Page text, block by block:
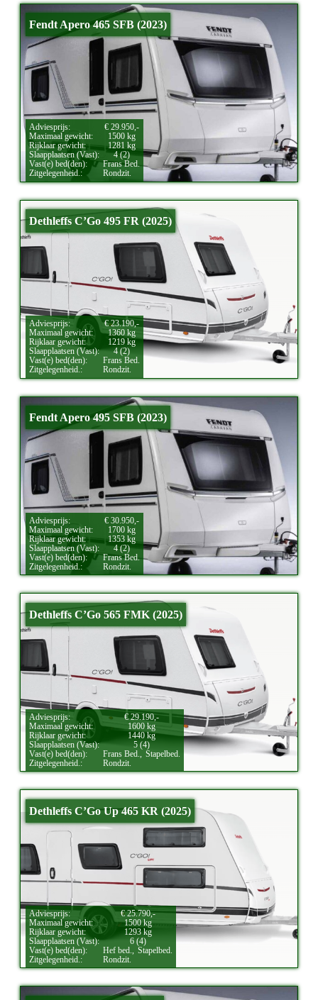
Fendt Apero 465 SFB (2023)
Adviesprijs:
€ 29.950,-
Maximaal gewicht:
1500 kg
Rijklaar gewicht:
1281 kg
Slaapplaatsen (Vast):
4 (2)
Vast(e) bed(den):
Frans Bed.
Zitgelegenheid.:
Rondzit.
Dethleffs C’Go 495 FR (2025)
Adviesprijs:
€ 23.190,-
Maximaal gewicht:
1360 kg
Rijklaar gewicht:
1219 kg
Slaapplaatsen (Vast):
4 (2)
Vast(e) bed(den):
Frans Bed.
Zitgelegenheid.:
Rondzit.
Fendt Apero 495 SFB (2023)
Adviesprijs:
€ 30.950,-
Maximaal gewicht:
1700 kg
Rijklaar gewicht:
1353 kg
Slaapplaatsen (Vast):
4 (2)
Vast(e) bed(den):
Frans Bed.
Zitgelegenheid.:
Rondzit.
Dethleffs C’Go 565 FMK (2025)
Adviesprijs:
€ 29.190,-
Maximaal gewicht:
1600 kg
Rijklaar gewicht:
1440 kg
Slaapplaatsen (Vast):
5 (4)
Vast(e) bed(den):
Frans Bed.,
Stapelbed.
Zitgelegenheid.:
Rondzit.
Dethleffs C’Go Up 465 KR (2025)
Adviesprijs:
€ 25.790,-
Maximaal gewicht:
1500 kg
Rijklaar gewicht:
1293 kg
Slaapplaatsen (Vast):
6 (4)
Vast(e) bed(den):
Hef bed., Stapelbed.
Zitgelegenheid.:
Rondzit.